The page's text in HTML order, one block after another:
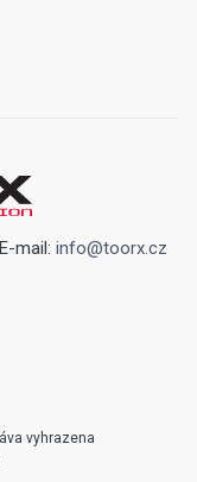
mail: info@toorx.cz
vyhrazena